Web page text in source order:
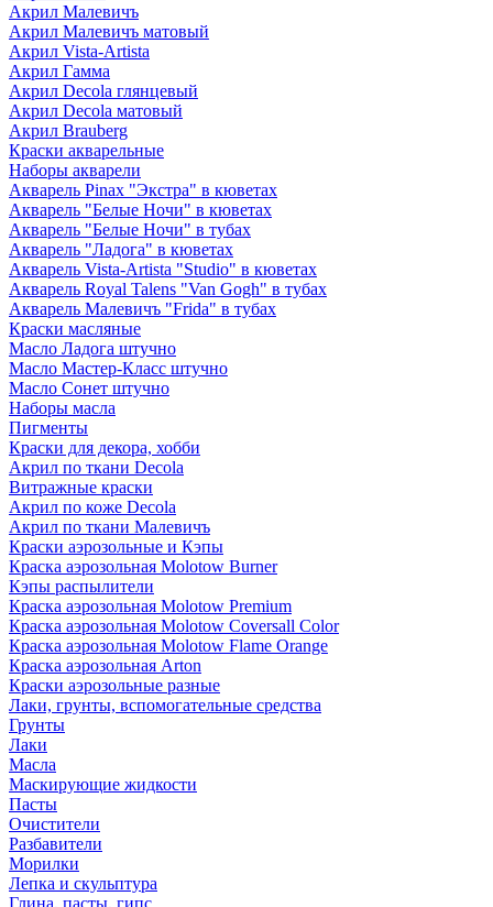
Акрил Малевичъ
Акрил Малевичъ матовый
Акрил Vista-Artista
Акрил Гамма
Акрил Decola глянцевый
Акрил Decola матовый
Акрил Brauberg
Краски акварельные
Наборы акварели
Акварель Pinax "Экстра" в кюветах
Акварель "Белые Ночи" в кюветах
Акварель "Белые Ночи" в тубах
Акварель "Ладога" в кюветах
Акварель Vista-Artista "Studio" в кюветах
Акварель Royal Talens "Van Gogh" в тубах
Акварель Малевичъ "Frida" в тубах
Краски масляные
Масло Ладога штучно
Масло Мастер-Класс штучно
Масло Сонет штучно
Наборы масла
Пигменты
Краски для декора, хобби
Акрил по ткани Decola
Витражные краски
Акрил по коже Decola
Акрил по ткани Малевичъ
Краски аэрозольные и Кэпы
Краска аэрозольная Molotow Burner
Кэпы распылители
Краска аэрозольная Molotow Premium
Краска аэрозольная Molotow Coversall Color
Краска аэрозольная Molotow Flame Orange
Краска аэрозольная Arton
Краски аэрозольные разные
Лаки, грунты, вспомогательные средства
Грунты
Лаки
Масла
Маскирующие жидкости
Пасты
Очистители
Разбавители
Морилки
Лепка и скульптура
Глина, пасты, гипс